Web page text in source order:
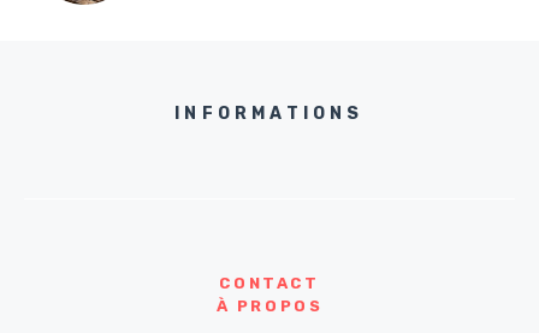
INFORMATIONS
CONTACT
À PROPOS